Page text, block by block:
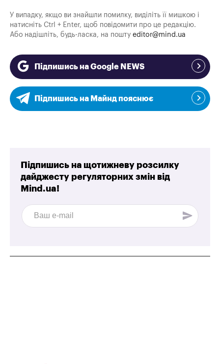
У випадку, якщо ви знайшли помилку, виділіть її мишкою і
натисніть Ctrl + Enter, щоб повідомити про це редакцію.
Або надішліть, будь-ласка, на пошту editor@mind.ua
Підпишись на Google NEWS
Підпишись на Майнд пояснює
Підпишись на щотижневу розсилку
дайджесту регуляторних змін від
Mind.ua!